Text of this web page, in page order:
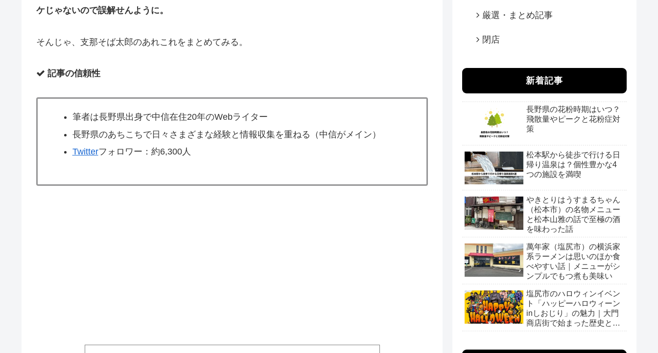
ケじゃないので誤解せんように。
そんじゃ、 支那そば太郎のあれこれをまとめてみる。
記事の信頼性
筆者は長野県出身で中信在住20年のWebライター
長野県のあちこちで日々さまざまな経験と情報収集を重ねる（中信がメイン）
Twitterフォロワー：約6,300人
厳選・まとめ記事
閉店
新着記事
長野県の花粉時期はいつ？
飛散量やピークと花粉症対
策
松本駅から徒歩で行ける日
帰り温泉は？個性豊かな4
つの施設を満喫
やきとりはうすまるちゃん
（松本市）の名物メニュー
と松本山雅の話で至極の酒
を味わった話
萬年家（塩尻市）の横浜家
系ラーメンは思いのほか食
べやすい話｜メニューがシ
ンプルでもつ煮も美味い
塩尻市のハロウィンイベン
ト「ハッピーハロウィーン
inしおじり」の魅力｜大門
商店街で始まった歴史と会